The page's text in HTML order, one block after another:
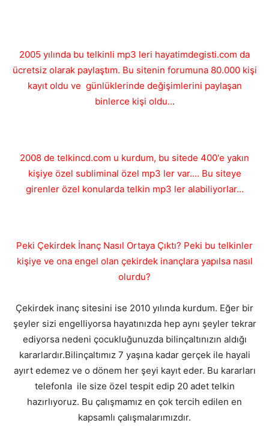
2005 yılında bu telkinli mp3 leri hayatimdegisti.com da
ücretsiz olarak paylaştım. Bu sitenin forumuna 80.000 kişi
kayıt oldu ve günlüklerinde değişimlerini paylaşan
binlerce kişi oldu...
2008 de telkincd.com u kurdum, bu sitede 400'e yakın
kişiye özel subliminal özel mp3 ler var.... Bu siteye
girenler özel konularda telkin mp3 ler alabiliyorlar...
Peki Çekirdek İnanç Nasıl Ortaya Çıktı? Peki bu telkinler
kişiye ve ona engel olan çekirdek inançlara yapılsa nasıl
olurdu?
Çekirdek inanç sitesini ise 2010 yılında kurdum. Eğer bir
şeyler sizi engelliyorsa hayatınızda hep aynı şeyler tekrar
ediyorsa nedeni çocukluğunuzda bilinçaltınızın aldığı
kararlardır.Bilinçaltımız 7 yaşına kadar gerçek ile hayali
ayırt edemez ve o dönem her şeyi kayıt eder. Bu kararları
telefonla ile size özel tespit edip 20 adet telkin
hazırlıyoruz. Bu çalışmamız en çok tercih edilen en
kapsamlı çalışmalarımızdır.